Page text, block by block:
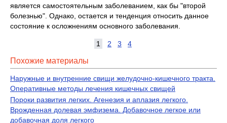
является самостоятельным заболеванием, как бы "второй
болезнью". Однако, остается и тенденция относить данное
состояние к осложнениям основного заболевания.
1 2 3 4
Похожие материалы
Наружные и внутренние свищи желудочно-кишечного тракта.
Оперативные методы лечения кишечных свищей
Пороки развития легких. Агенезия и аплазия легкого.
Врожденная долевая эмфизема. Добавочное легкое или
добавочная доля легкого